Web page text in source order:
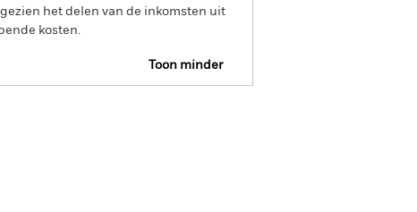
het delen van de inkomsten uit
kosten.
Toon minder